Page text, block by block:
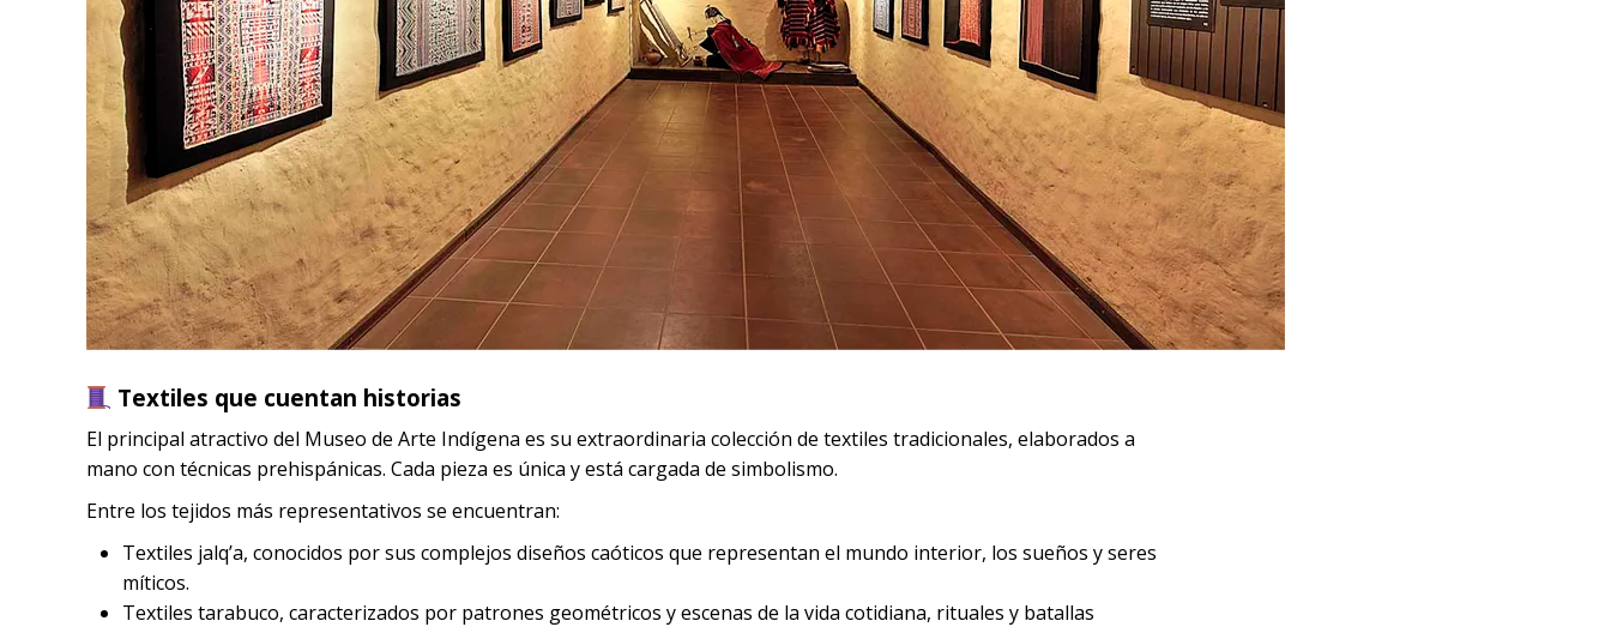
Textiles que cuentan historias
El principal atractivo del Museo de Arte Indígena es su extraordinaria colección de textiles tradicionales, elaborados a
mano con técnicas prehispánicas. Cada pieza es única y está cargada de simbolismo.
Entre los tejidos más representativos se encuentran:
Textiles jalq’a, conocidos por sus complejos diseños caóticos que representan el mundo interior, los sueños y seres
míticos.
Textiles tarabuco, caracterizados por patrones geométricos y escenas de la vida cotidiana, rituales y batallas